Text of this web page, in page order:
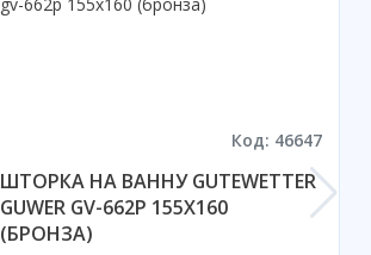
Код: 46647
ШТОРКА НА ВАННУ GUTEWETTER
GUWER GV-662P 155X160
(БРОНЗА)